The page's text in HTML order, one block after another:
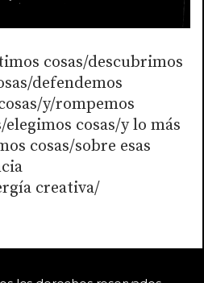
cosas/descubrimos
defendemos
y/rompemos
cosas/y lo más
cosas/sobre esas
creativa/